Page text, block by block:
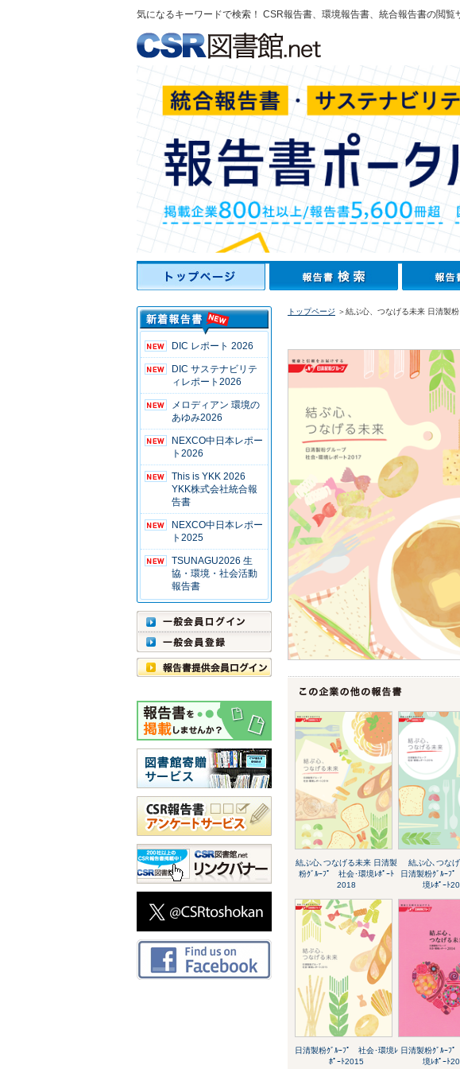
気になるキーワードで検索！ CSR報告書、環境報告書、統合報告書の閲覧
DIC レポート 2026
DIC サステナビリテ
ィレポート2026
メロディアン 環境の
あゆみ2026
NEXCO中日本レポー
ト2026
This is YKK 2026
YKK株式会社統合報
告書
NEXCO中日本レポー
ト2025
TSUNAGU2026 生
協・環境・社会活動
報告書
トップページ ＞結ぶ心、つなげる未来 日清製
結ぶ心､つなげる未来 日清製
粉ｸﾞﾙｰﾌﾟ 社会･環境ﾚﾎﾟｰﾄ
2018
結ぶ心､つな
日清製粉ｸﾞﾙｰﾌ
境ﾚﾎﾟｰﾄ
日清製粉ｸﾞﾙｰﾌﾟ 社会･環境ﾚ
ﾎﾟｰﾄ2015
日清製粉ｸﾞﾙｰﾌ
境ﾚﾎﾟｰﾄ